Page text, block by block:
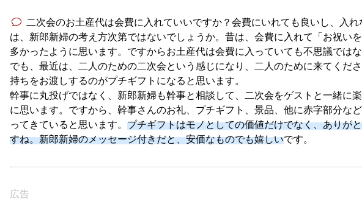
二次会のお土産代は会費に入れていいですか？会費にいれても良いし、入
は、新郎新婦の考え方次第ではないでしょうか。昔は、会費に入れて「お祝い
多かったように思います。ですからお土産代は会費に入っていても不思議ではな
でも、最近は、二人のための二次会という感じになり、二人のために来てくだ
持ちをお渡しするのがプチギフトになると思います。
幹事に丸投げではなく、新郎新婦も幹事と相談して、二次会をゲストと一緒に
に思います。ですから、幹事さんのお礼、プチギフト、景品、他に赤字部分な
ってきていると思います。 プチギフトはモノとしての価値だけでなく、ありが
すね。新郎新婦のメッセージ付きだと、安価なものでも嬉しいです。
広告